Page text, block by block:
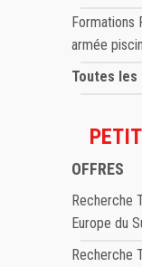
Formations
armée
Toutes
OFFRES
Recherche
Europe du
Recherche